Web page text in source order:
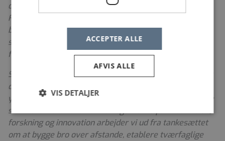
og udvikler vi sygehusene i Køge, Roskilde og Nykøbing
F. Vi har aktivitet på alle regionens sygehuse, og vi
betjener alle regionens patienter med specialiserede
sundhedsydelser samt tilbyder sundhedsydelser inden
for 32 forskellige lægelige specialer.
Som Danmarks seneste universitetshospital søger vi at
omdefinere tilgangen til, hvordan sundhedsfaglige
ydelser leveres i regionen. Vi stræber efter at sikre lige
sundhedstilbud for alle. Med øget fokus på uddannelse,
forskning og innovation arbejder vi ud fra tankesættet
om at bygge bro over afstande, etablere tværfaglige
ACCEPTER ALLE
AFVIS ALLE
VIS DETALJER